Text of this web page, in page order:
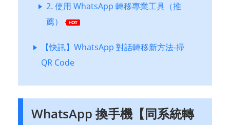
2. 使用 WhatsApp 轉移專業工具（推
薦）
【快訊】WhatsApp 對話轉移新方法-掃
QR Code
WhatsApp 換手機【同系統轉